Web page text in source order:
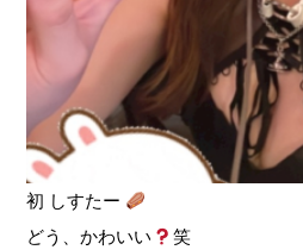
初 しすたー
どう、かわいい
笑